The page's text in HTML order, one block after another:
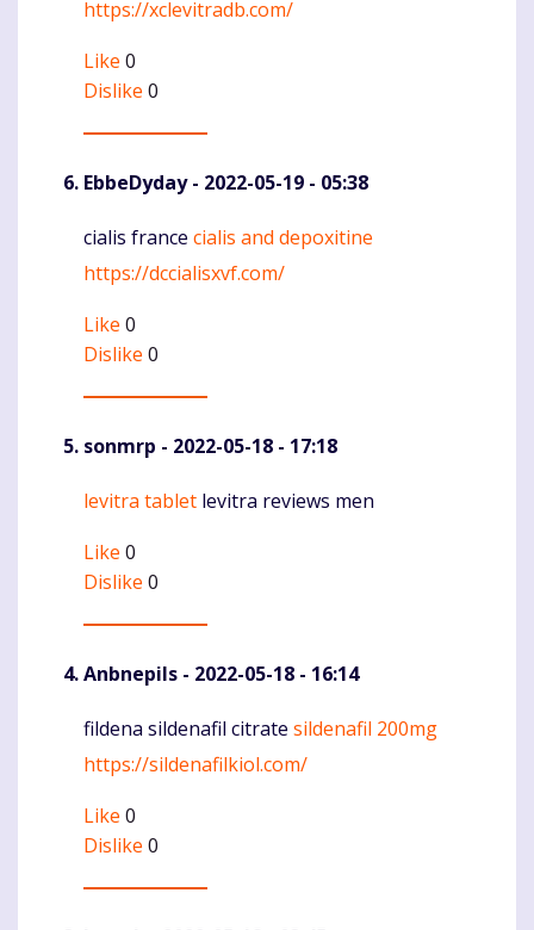
https://xclevitradb.com/
Like 0
Dislike 0
EbbeDyday- 2022-05-19 - 05:38
Komentaras
cialis france cialis and depoxitine
https://dccialisxvf.com/
Like 0
Dislike 0
sonmrp - 2022-05-18 - 17:18
Komentaras
levitra tablet levitra reviews men
Like 0
Dislike 0
Anbnepils - 2022-05-18 - 16:14
Komentaras
fildena sildenafil citrate sildenafil 200mg
https://sildenafilkiol.com/
Like 0
Dislike 0